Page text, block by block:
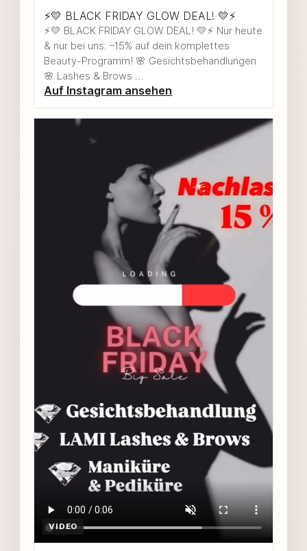
⚡️💛 BLACK FRIDAY GLOW DEAL! 💛⚡️
⚡️💛 BLACK FRIDAY GLOW DEAL! 💛⚡️ Nur heute
& nur bei uns: –15% auf dein komplettes
Beauty-Programm! 🌸 Gesichtsbehandlungen
🌸 Lashes & Brows …
Auf Instagram ansehen
VIDEO